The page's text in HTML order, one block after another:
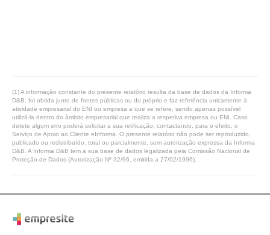
(1) A informação constante do presente relatório resulta da base de dados da Informa
D&B, foi obtida junto de fontes públicas ou do próprio e faz referência unicamente à
atividade empresarial do ENI ou empresa a que se refere, sendo apenas possível
utilizá-la dentro do âmbito empresarial que realiza a respetiva empresa ou ENI. Caso
detete algum erro poderá solicitar a sua retificação, contactando, para o efeito, o
Serviço de Apoio ao Cliente eInforma. O presente relatório não pode ser reproduzido,
publicado ou redistribuído, total ou parcialmente, sem autorização expressa da Informa
D&B. A Informa D&B tem a sua base de dados legalizada pela Comissão Nacional de
Proteção de Dados (Autorização Nº 32/96, emitida a 27/02/1996).